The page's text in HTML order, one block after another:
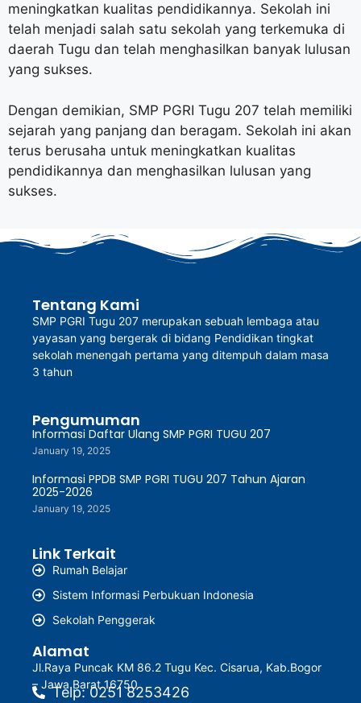
meningkatkan kualitas pendidikannya. Sekolah ini
telah menjadi salah satu sekolah yang terkemuka di
daerah Tugu dan telah menghasilkan banyak lulusan
yang sukses.
Dengan demikian, SMP PGRI Tugu 207 telah memiliki
sejarah yang panjang dan beragam. Sekolah ini akan
terus berusaha untuk meningkatkan kualitas
pendidikannya dan menghasilkan lulusan yang
sukses.
Tentang Kami
SMP PGRI Tugu 207 merupakan sebuah lembaga atau
yayasan yang bergerak di bidang Pendidikan tingkat
sekolah menengah pertama yang ditempuh dalam masa
3 tahun
Pengumuman
Informasi Daftar Ulang SMP PGRI TUGU 207
January 19, 2025
Informasi PPDB SMP PGRI TUGU 207 Tahun Ajaran
2025-2026
January 19, 2025
Link Terkait
Rumah Belajar
Sistem Informasi Perbukuan Indonesia
Sekolah Penggerak
Alamat
Jl.Raya Puncak KM 86.2 Tugu Kec. Cisarua, Kab.Bogor
– Jawa Barat 16750
Telp: 0251 8253426